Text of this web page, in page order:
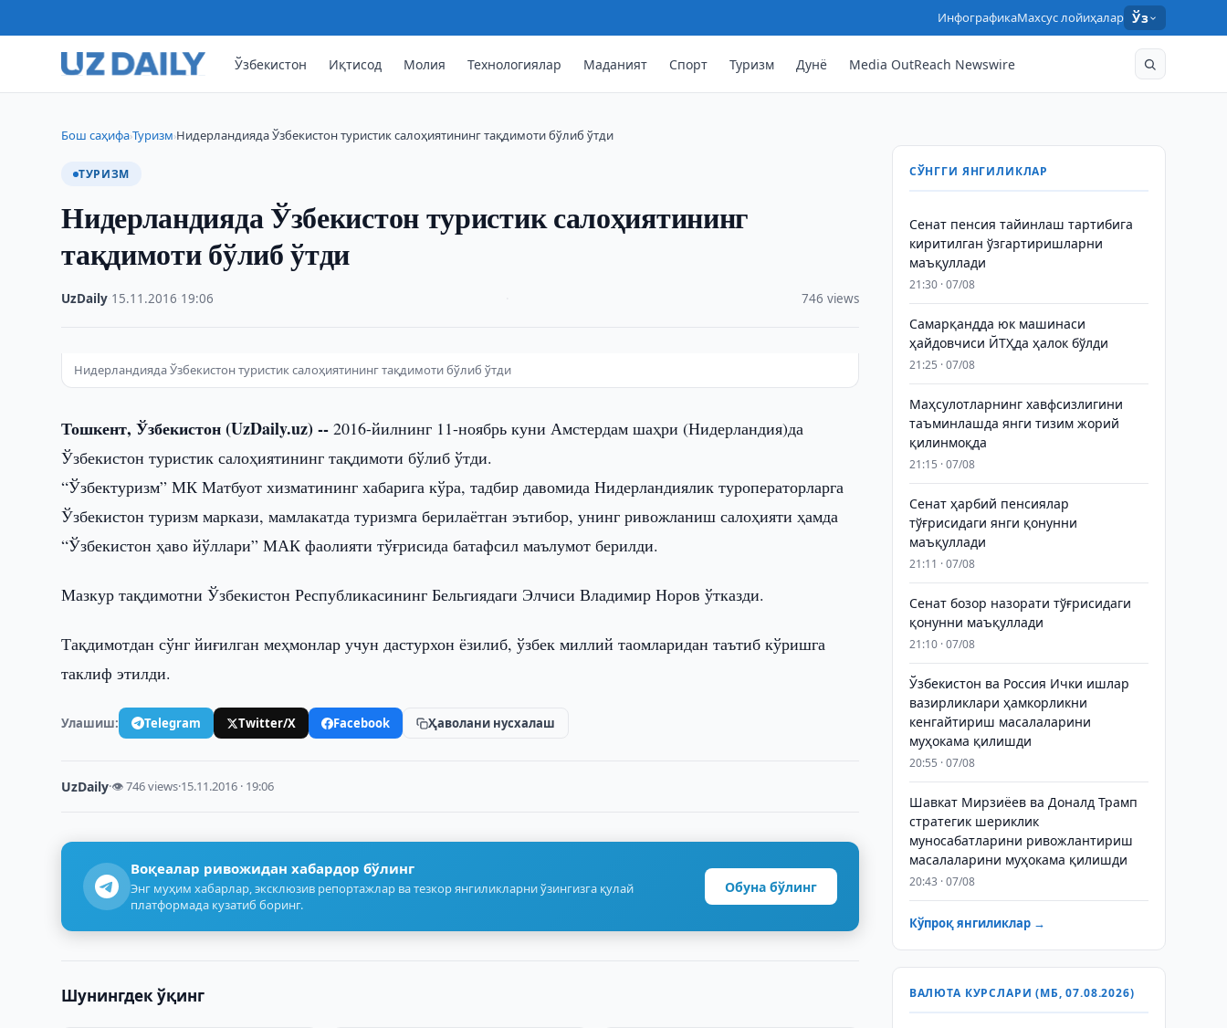
ИнфографикаМахсус лойиҳалар Ўз
Ўзбекистон Иқтисод Молия Технологиялар Маданият Спорт Туризм Дунё Media OutReach Newswire
Бош саҳифа›Туризм›Нидерландияда Ўзбекистон туристик салоҳиятининг тақдимоти бўлиб ўтди
ТУРИЗМ
Нидерландияда Ўзбекистон туристик салоҳиятининг
тақдимоти бўлиб ўтди
UzDaily 15.11.2016 19:06 746 views
Нидерландияда Ўзбекистон туристик салоҳиятининг тақдимоти бўлиб ўтди
Тошкент, Ўзбекистон (UzDaily.uz) -- 2016-йилнинг 11-ноябрь куни Амстердам шаҳри (Нидерландия)да
Ўзбекистон туристик салоҳиятининг тақдимоти бўлиб ўтди.
“Ўзбектуризм” МК Матбуот хизматининг хабарига кўра, тадбир давомида Нидерландиялик туроператорларга
Ўзбекистон туризм маркази, мамлакатда туризмга берилаётган эътибор, унинг ривожланиш салоҳияти ҳамда
“Ўзбекистон ҳаво йўллари” МАК фаолияти тўғрисида батафсил маълумот берилди.
Мазкур тақдимотни Ўзбекистон Республикасининг Бельгиядаги Элчиси Владимир Норов ўтказди.
Тақдимотдан сўнг йиғилган меҳмонлар учун дастурхон ёзилиб, ўзбек миллий таомларидан таътиб кўришга
таклиф этилди.
Улашиш: Telegram Twitter/X Facebook Ҳаволани нусхалаш
UzDaily·👁 746 views·15.11.2016 · 19:06
Воқеалар ривожидан хабардор бўлинг
Энг муҳим хабарлар, эксклюзив репортажлар ва тезкор янгиликларни ўзингизга қулай
платформада кузатиб боринг.
Обуна бўлинг
Шунингдек ўқинг
СЎНГГИ ЯНГИЛИКЛАР
Сенат пенсия тайинлаш тартибига
киритилган ўзгартиришларни
маъқуллади
21:30 · 07/08
Самарқандда юк машинаси
ҳайдовчиси ЙТҲда ҳалок бўлди
21:25 · 07/08
Маҳсулотларнинг хавфсизлигини
таъминлашда янги тизим жорий
қилинмоқда
21:15 · 07/08
Сенат ҳарбий пенсиялар
тўғрисидаги янги қонунни
маъқуллади
21:11 · 07/08
Сенат бозор назорати тўғрисидаги
қонунни маъқуллади
21:10 · 07/08
Ўзбекистон ва Россия Ички ишлар
вазирликлари ҳамкорликни
кенгайтириш масалаларини
муҳокама қилишди
20:55 · 07/08
Шавкат Мирзиёев ва Доналд Трамп
стратегик шериклик
муносабатларини ривожлантириш
масалаларини муҳокама қилишди
20:43 · 07/08
Кўпроқ янгиликлар →
ВАЛЮТА КУРСЛАРИ (МБ, 07.08.2026)